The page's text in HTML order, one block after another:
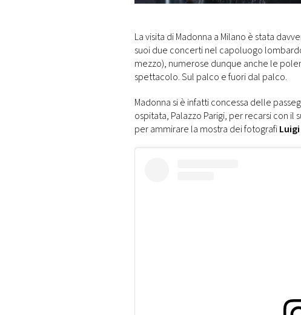
DI
RMC
CONSIGLIA
La visita di Madonna a Milano è stata
suoi due concerti nel capoluogo
mezzo), numerose dunque anche le
spettacolo. Sul palco e fuori dal palco.
Madonna si è infatti concessa delle
ospitata, Palazzo Parigi, per recarsi con il
per ammirare la mostra dei fotografi